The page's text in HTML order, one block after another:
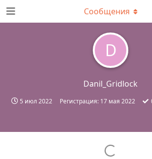
D
Danil_Gridlock
5 июл 2022 Регистрация: 17 мая 2022
Сообщения